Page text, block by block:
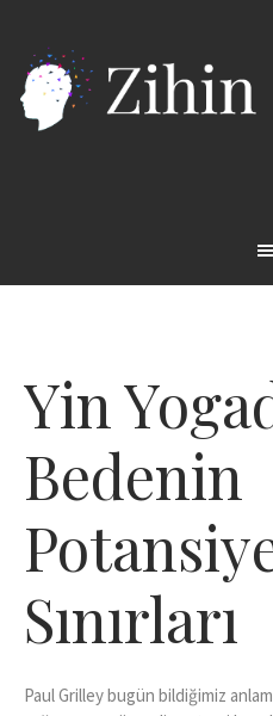
Yin
Bedenin
Sınırları
Paul Grilley bugün bildiğimiz